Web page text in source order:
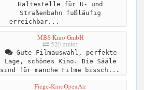
Haltestelle für U- und
Straßenbahn fußläufig
erreichbar...
MBS Kino GmbH
520 meter
Gute Filmauswahl, perfekte
Lage, schönes Kino. Die Sääle
sind für manche Filme bissch...
Fiege-KinoOpenAir